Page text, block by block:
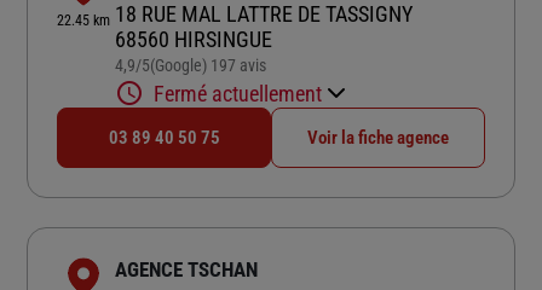
22.45 km 18 RUE MAL LATTRE DE TASSIGNY
68560 HIRSINGUE
4,9/5Note de 4.9 sur 5
(Google) 197 avis
Fermé actuellement
03 89 40 50 75 Voir la fiche agence
AGENCE TSCHAN